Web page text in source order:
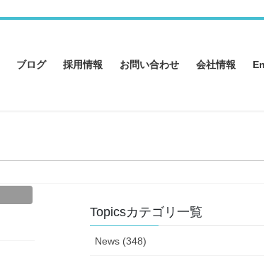
ブログ 採用情報 お問い合わせ 会社情報
Topicsカテゴリ一覧
News (348)